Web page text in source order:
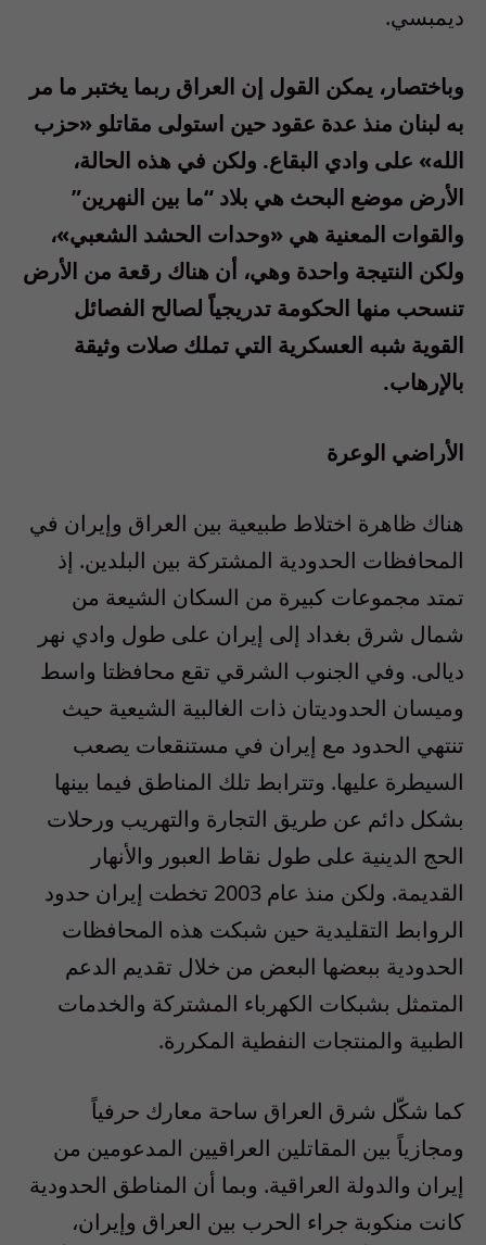
ديمبسي.
وباختصار، يمكن القول إن العراق ربما يختبر ما مر
به لبنان منذ عدة عقود حين استولى مقاتلو «حزب
الله» على وادي البقاع. ولكن في هذه الحالة،
الأرض موضع البحث هي بلاد “ما بين النهرين”
والقوات المعنية هي «وحدات الحشد الشعبي»،
ولكن النتيجة واحدة وهي، أن هناك رقعة من الأرض
تنسحب منها الحكومة تدريجياً لصالح الفصائل
القوية شبه العسكرية التي تملك صلات وثيقة
بالإرهاب.
الأراضي الوعرة
هناك ظاهرة اختلاط طبيعية بين العراق وإيران في
المحافظات الحدودية المشتركة بين البلدين. إذ
تمتد مجموعات كبيرة من السكان الشيعة من
شمال شرق بغداد إلى إيران على طول وادي نهر
ديالى. وفي الجنوب الشرقي تقع محافظتا واسط
وميسان الحدوديتان ذات الغالبية الشيعية حيث
تنتهي الحدود مع إيران في مستنقعات يصعب
السيطرة عليها. وتترابط تلك المناطق فيما بينها
بشكل دائم عن طريق التجارة والتهريب ورحلات
الحج الدينية على طول نقاط العبور والأنهار
القديمة. ولكن منذ عام 2003 تخطت إيران حدود
الروابط التقليدية حين شبكت هذه المحافظات
الحدودية ببعضها البعض من خلال تقديم الدعم
المتمثل بشبكات الكهرباء المشتركة والخدمات
الطبية والمنتجات النفطية المكررة.
كما شكّل شرق العراق ساحة معارك حرفياً
ومجازياً بين المقاتلين العراقيين المدعومين من
إيران والدولة العراقية. وبما أن المناطق الحدودية
كانت منكوبة جراء الحرب بين العراق وإيران،